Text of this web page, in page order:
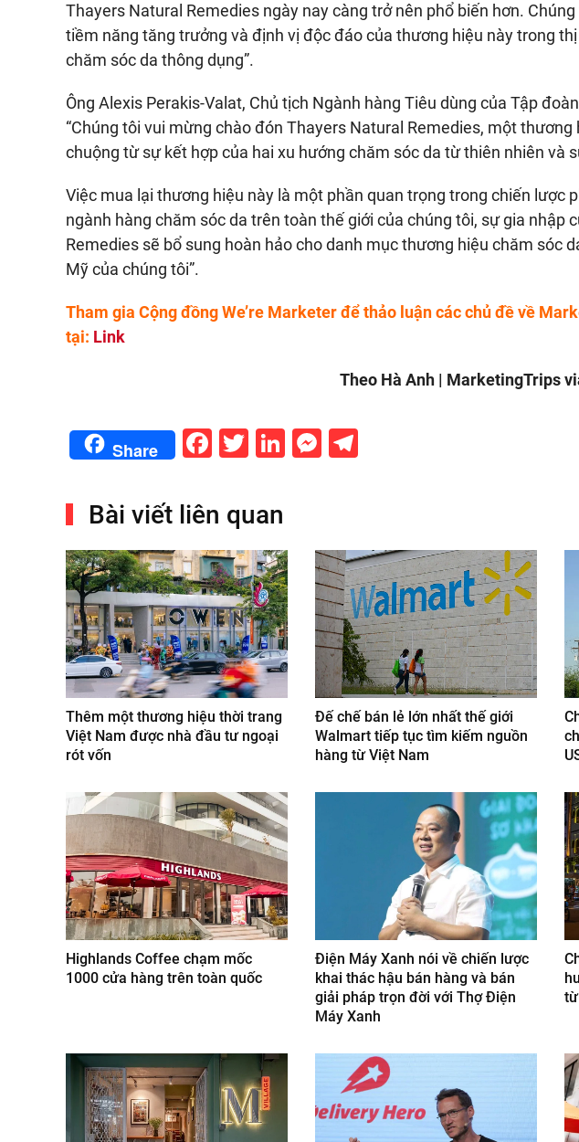
Thayers Natural Remedies ngày nay càng trở nên phổ biến hơn.
tiềm năng tăng trưởng và định vị độc đáo của thương hiệu này trong
chăm sóc da thông dụng”.
Ông Alexis Perakis-Valat, Chủ tịch Ngành hàng Tiêu dùng của Tập đoàn
“Chúng tôi vui mừng chào đón Thayers Natural Remedies, một thương
chuộng từ sự kết hợp của hai xu hướng chăm sóc da từ thiên nhiên và
Việc mua lại thương hiệu này là một phần quan trọng trong chiến lược
ngành hàng chăm sóc da trên toàn thế giới của chúng tôi, sự gia nhập
Remedies sẽ bổ sung hoàn hảo cho danh mục thương hiệu chăm sóc
Mỹ của chúng tôi”.
Tham gia Cộng đồng We’re Marketer để thảo luận các chủ đề về
tại: Link
Theo Hà Anh | MarketingTrips
Share Facebook
Twitter
LinkedIn
Messenger
Bài viết liên quan
Thêm một thương hiệu thời trang
Việt Nam được nhà đầu tư ngoại
rót vốn
Đế chế bán lẻ lớn nhất thế giới
Walmart tiếp tục tìm kiếm nguồn
hàng từ Việt Nam
Highlands Coffee chạm mốc
1000 cửa hàng trên toàn quốc
Điện Máy Xanh nói về chiến lược
khai thác hậu bán hàng và bán
giải pháp trọn đời với Thợ Điện
Máy Xanh